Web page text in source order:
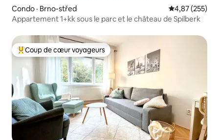
Condo · Brno-střed Note
4,87 (255)
Appartement 1+kk sous le parc et le château de Spilberk
Coup de cœur voyageurs parmi les plus aimés
Coup de cœur voyageurs